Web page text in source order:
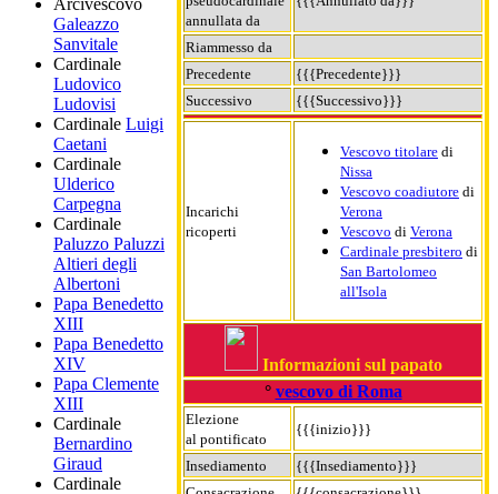
annullata da
Riammesso da
Precedente
{{{Precedente}}}
Successivo
{{{Successivo}}}
Incarichi
ricoperti
Vescovo titolare di
Nissa
Vescovo coadiutore di
Verona
Vescovo di Verona
Cardinale presbitero di
San Bartolomeo
all'Isola
Informazioni sul papato
° vescovo di Roma
Elezione
al pontificato
{{{inizio}}}
Insediamento
{{{Insediamento}}}
Arcivescovo
Galeazzo
Sanvitale
Cardinale
Ludovico
Ludovisi
Cardinale Luigi
Caetani
Cardinale
Ulderico
Carpegna
Cardinale
Paluzzo Paluzzi
Altieri degli
Albertoni
Papa Benedetto
XIII
Papa Benedetto
XIV
Papa Clemente
XIII
Cardinale
Bernardino
Giraud
Cardinale